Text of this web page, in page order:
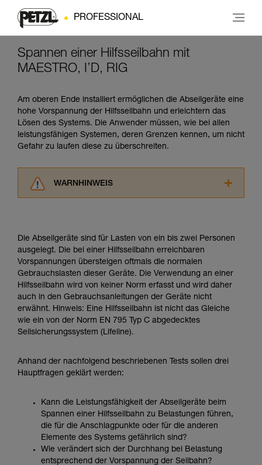
PROFESSIONAL
Spannen einer Hilfsseilbahn mit
MAESTRO, I’D, RIG
Am oberen Ende installiert ermöglichen die Abseilgeräte eine
hohe Vorspannung der Hilfsseilbahn und erleichtern das
Lösen des Systems. Die Anwender müssen, wie bei allen
leistungsfähigen Systemen, deren Grenzen kennen, um nicht
Gefahr zu laufen diese zu überschreiten.
WARNHINWEIS
ziehen. Um diese Zusatzinformationen
verstehen zu können, müssen Sie zuerst die in
der Gebrauchsanweisung enthaltenen
Informationen richtig verstanden haben.
Die Beherrschung dieser Techniken setzt eine
entsprechende Ausbildung und ein spezielles
Training voraus. Prüfen Sie zusammen mit
einem Profi, ob Sie in der Lage sind, den
Vorgang alleine sicher zu wiederholen, bevor
Wir geben Beispiele für die mit Ihrer Aktivität
verbundenen Techniken. Möglicherweise gibt es
Die Abseilgeräte sind für Lasten von ein bis zwei Personen
ausgelegt. Die bei einer Hilfsseilbahn erreichbaren
Vorspannungen übersteigen oftmals die normalen
Gebrauchslasten dieser Geräte. Die Verwendung an einer
Hilfsseilbahn wird von keiner Norm erfasst und wird daher
auch in den Gebrauchsanleitungen der Geräte nicht
erwähnt. Hinweis: Eine Hilfsseilbahn ist nicht das Gleiche
wie ein von der Norm EN 795 Typ C abgedecktes
Seilsicherungssystem (Lifeline).
Anhand der nachfolgend beschriebenen Tests sollen drei
Hauptfragen geklärt werden:
Kann die Leistungsfähigkeit der Abseilgeräte beim
Spannen einer Hilfsseilbahn zu Belastungen führen,
die für die Anschlagpunkte oder für die anderen
Elemente des Systems gefährlich sind?
Wie verändert sich der Durchhang bei Belastung
entsprechend der Vorspannung der Seilbahn?